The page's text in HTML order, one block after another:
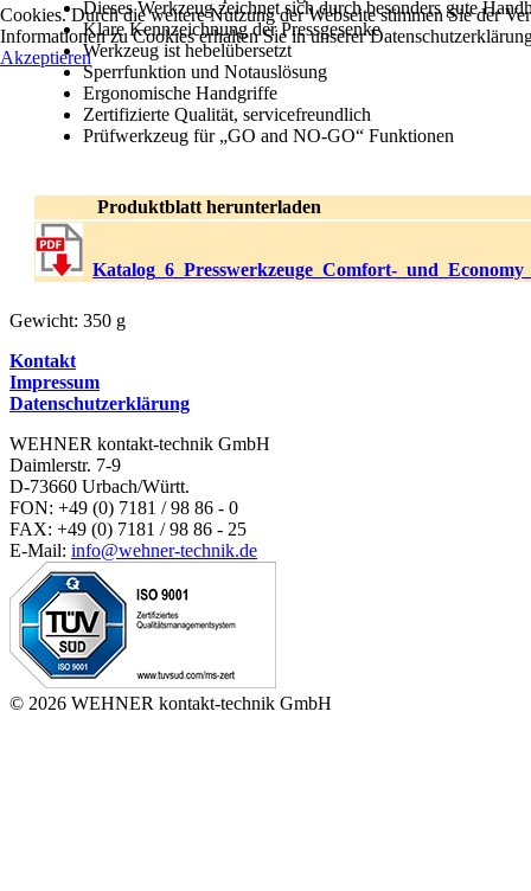
Dieses Werkzeug zeichnet sich durch besonders gute
Klare Kennzeichnung der Pressgesenke
Werkzeug ist hebelübersetzt
Sperrfunktion und Notauslösung
Ergonomische Handgriffe
Zertifizierte Qualität, servicefreundlich
Prüfwerkzeug für „GO and NO-GO“ Funktionen
Produktblatt herunterladen
Katalog_6_Presswerkzeuge_Comfort-
Gewicht: 350 g
Kontakt
Impressum
Datenschutzerklärung
WEHNER kontakt-technik GmbH
Daimlerstr. 7-9
D-73660 Urbach/Württ.
FON: +49 (0) 7181 / 98 86 - 0
FAX: +49 (0) 7181 / 98 86 - 25
E-Mail: info@wehner-technik.de
© 2026 WEHNER kontakt-technik GmbH
Cookies. Durch die weitere Nutzung der Webseite stimmen Sie der
Informationen zu Cookies erhalten Sie in unserer
Akzeptieren